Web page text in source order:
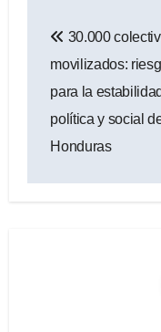
de
entradas
30.000
movilizados:
para la estabilidad
política y social
Honduras